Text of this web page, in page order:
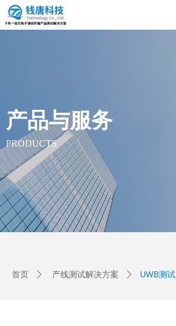
首页 ꄲ 产线测试解决方案 ꄲ UWB测试
产品与服务
PRODUCTS